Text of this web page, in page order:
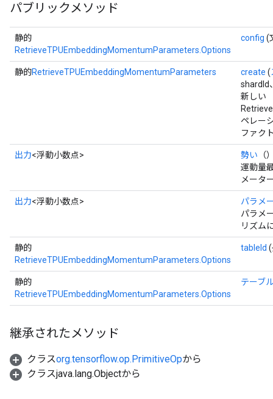
パブリックメソッド
静的
RetrieveTPUEmbeddingMomentumParameters.Options
config (
静的RetrieveTPUEmbeddingMomentumParameters create (
shardId
新しい
ペレー
ファク
出力<浮動小数点> 勢い （
運動量
メータ
出力<浮動小数点>
パラメ
パラメ
リズム
静的
RetrieveTPUEmbeddingMomentumParameters.Options
tableId (
静的
RetrieveTPUEmbeddingMomentumParameters.Options
テーブ
継承されたメソッド
クラスorg.tensorflow.op.PrimitiveOpから
クラスjava.lang.Objectから